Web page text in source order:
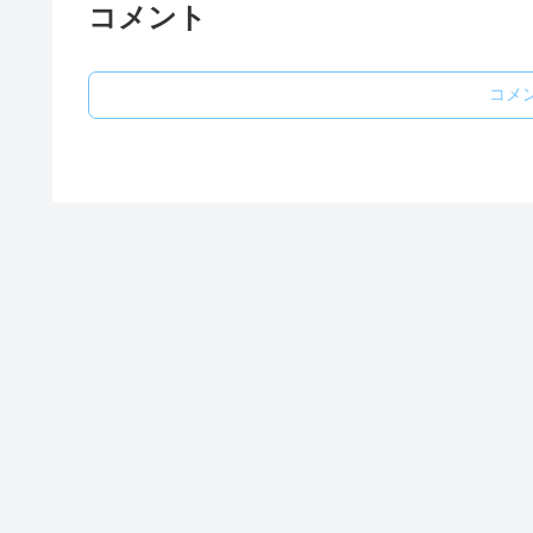
コメント
コメ